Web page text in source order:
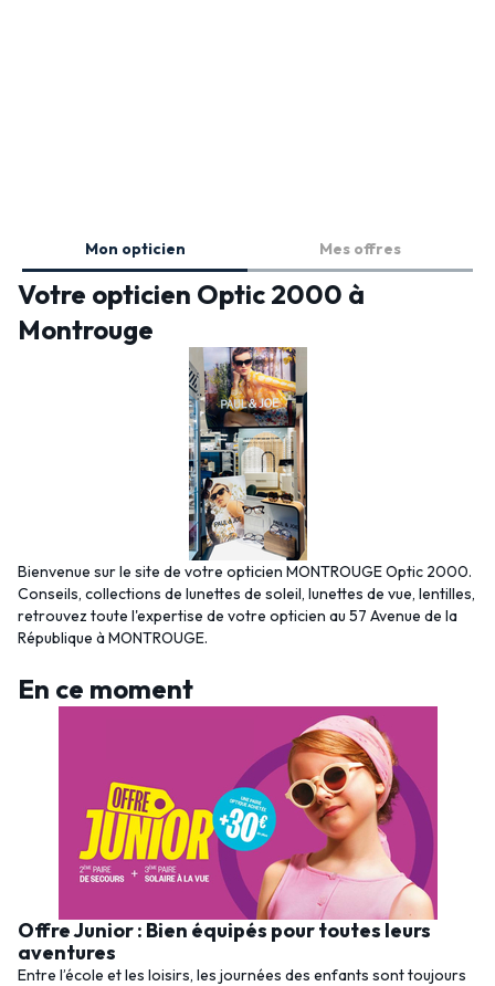
Mon opticien Mes offres
Votre opticien Optic 2000 à
Montrouge
Bienvenue sur le site de votre opticien MONTROUGE Optic 2000.
Conseils, collections de lunettes de soleil, lunettes de vue, lentilles,
retrouvez toute l'expertise de votre opticien au 57 Avenue de la
République à MONTROUGE.
En ce moment
Offre Junior : Bien équipés pour toutes leurs
aventures
Entre l’école et les loisirs, les journées des enfants sont toujours